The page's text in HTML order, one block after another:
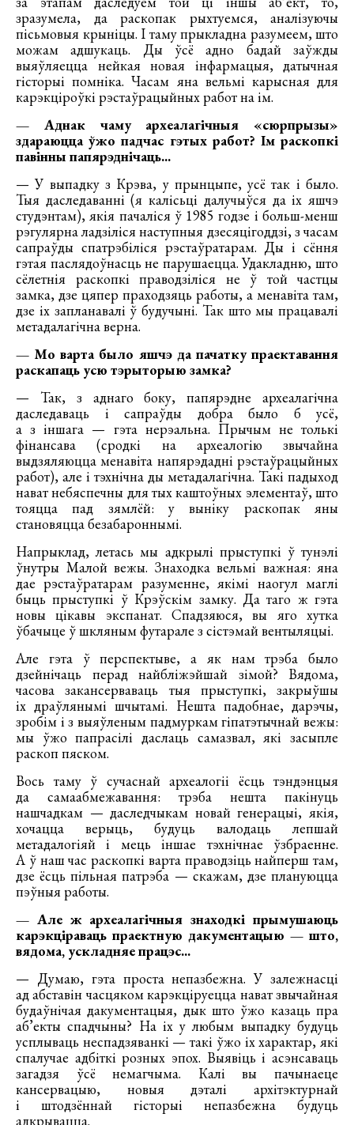
зразумела, да раскопак рыхтуемся, аналізуючы
пісьмовыя крыніцы. І таму прыкладна разумеем, што
можам адшукаць. Ды ўсё адно бадай заўжды
выяўляецца нейкая новая інфармацыя, датычная
гісторыі помніка. Часам яна вельмі карысная для
карэкціроўкі рэстаўрацыйных работ на ім.
— Аднак чаму археалагічныя «сюрпрызы»
здараюцца ўжо падчас гэтых работ? Ім раскопкі
павінны папярэднічаць...
— У выпадку з Крэва, у прынцыпе, усё так і было.
Тыя даследаванні (я калісьці далучыўся да іх яшчэ
студэнтам), якія пачаліся ў 1985 годзе і больш-менш
рэгулярна ладзіліся наступныя дзесяцігоддзі, з часам
сапраўды спатрэбіліся рэстаўратарам. Ды і сёння
гэтая паслядоўнасць не парушаецца. Удакладню, што
сёлетнія раскопкі праводзіліся не ў той частцы
замка, дзе цяпер праходзяць работы, а менавіта там,
дзе іх запланавалі ў будучыні. Так што мы працавалі
метадалагічна верна.
— Мо варта было яшчэ да пачатку праектавання
раскапаць усю тэрыторыю замка?
— Так, з аднаго боку, папярэдне археалагічна
даследаваць і сапраўды добра было б усё,
а з іншага — гэта нерэальна. Прычым не толькі
фінансава (сродкі на археалогію звычайна
выдзяляюцца менавіта напярэдадні рэстаўрацыйных
работ), але і тэхнічна ды метадалагічна. Такі падыход
нават небяспечны для тых каштоўных элементаў, што
тояцца пад зямлёй: у выніку раскопак яны
становяцца безабароннымі.
Напрыклад, летась мы адкрылі прыступкі ў тунэлі
ўнутры Малой вежы. Знаходка вельмі важная: яна
дае рэстаўратарам разуменне, якімі наогул маглі
быць прыступкі ў Крэўскім замку. Да таго ж гэта
новы цікавы экспанат. Спадзяюся, вы яго хутка
ўбачыце ў шкляным футарале з сістэмай вентыляцыі.
Але гэта ў перспектыве, а як нам трэба было
дзейнічаць перад найбліжэйшай зімой? Вядома,
часова закансерваваць тыя прыступкі, закрыўшы
іх драўлянымі шчытамі. Нешта падобнае, дарэчы,
зробім і з выяўленым падмуркам гіпатэтычнай вежы:
мы ўжо папрасілі даслаць самазвал, які засыпле
раскоп пяском.
Вось таму ў сучаснай археалогіі ёсць тэндэнцыя
да самаабмежавання: трэба нешта пакінуць
нашчадкам — даследчыкам новай генерацыі, якія,
хочацца верыць, будуць валодаць лепшай
метадалогіяй і мець іншае тэхнічнае ўзбраенне.
А ў наш час раскопкі варта праводзіць найперш там,
дзе ёсць пільная патрэба — скажам, дзе плануюцца
пэўныя работы.
— Але ж археалагічныя знаходкі прымушаюць
карэкціраваць праектную дакументацыю — што,
вядома, ускладняе працэс...
— Думаю, гэта проста непазбежна. У залежнасці
ад абставін часцяком карэкціруецца нават звычайная
будаўнічая дакументацыя, дык што ўжо казаць пра
аб’екты спадчыны? На іх у любым выпадку будуць
усплываць неспадзяванкі — такі ўжо іх характар, які
спалучае адбіткі розных эпох. Выявіць і асэнсаваць
загадзя ўсё немагчыма. Калі вы пачынаеце
кансервацыю, новыя дэталі архітэктурнай
і штодзённай гісторыі непазбежна будуць
адкрывацца.